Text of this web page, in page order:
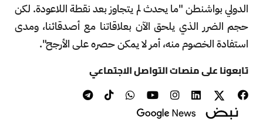
الدولي بواشنطن "ما يحدث لم يتجاوز بعد نقطة اللاعودة. لكن
حجم الضرر الذي يلحق الآن بعلاقاتنا مع أصدقائنا، ومدى
استفادة الخصوم منه، أمر لا يمكن حصره على الأرجح".
تابعونا على منصات التواصل الاجتماعي